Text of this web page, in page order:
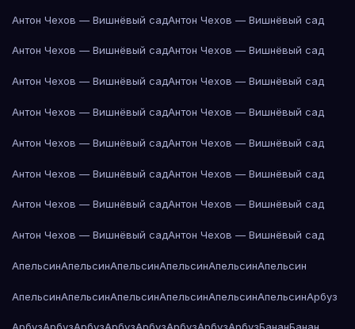
Антон Чехов — Вишнёвый садАнтон Чехов — Вишнёвый сад
Антон Чехов — Вишнёвый садАнтон Чехов — Вишнёвый сад
Антон Чехов — Вишнёвый садАнтон Чехов — Вишнёвый сад
Антон Чехов — Вишнёвый садАнтон Чехов — Вишнёвый сад
Антон Чехов — Вишнёвый садАнтон Чехов — Вишнёвый сад
Антон Чехов — Вишнёвый садАнтон Чехов — Вишнёвый сад
Антон Чехов — Вишнёвый садАнтон Чехов — Вишнёвый сад
Антон Чехов — Вишнёвый садАнтон Чехов — Вишнёвый сад
АпельсинАпельсинАпельсинАпельсинАпельсинАпельсин
АпельсинАпельсинАпельсинАпельсинАпельсинАпельсинАрбуз